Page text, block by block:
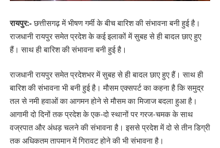
रायपुर:-छत्तीसगढ़ में भीषण गर्मी के बीच बारिश की संभावना बनी हुई है।
राजधानी रायपुर समेत प्रदेश के कई इलाकों में सुबह से ही बादल छाए हुए
हैं। साथ ही बारिश की संभावना बनी हुई है।
राजधानी रायपुर समेत प्रदेशभर में सुबह से ही बादल छाए हुए हैं। साथ ही
बारिश की संभावना भी बनी हुई है। मौसम एक्सपर्ट का कहना है कि समुद्र
तल से नमी हवाओं का आगमन होने से मौसम का मिजाज बदला हुआ है।
आगामी दो दिनों तक प्रदेश के एक-दो स्थानों पर गरज-चमक के साथ
वज्रपात और अंधड़ चलने की संभावना है। इससे प्रदेश में दो से तीन डिग्री
तक अधिकतम तापमान में गिरावट होने की भी संभावना है।